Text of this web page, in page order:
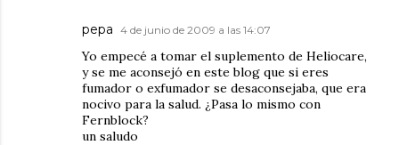
pepa 4 de junio de 2009 a las 14:07
Yo empecé a tomar el suplemento de Heliocare,
y se me aconsejó en este blog que si eres
fumador o exfumador se desaconsejaba, que era
nocivo para la salud. ¿Pasa lo mismo con
Fernblock?
un saludo